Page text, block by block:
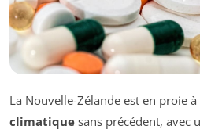
La Nouvelle-Zélande est en proie à
climatique sans précédent, avec